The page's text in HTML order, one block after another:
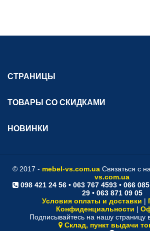
СТРАНИЦЫ
ТОВАРЫ СО СКИДКАМИ
НОВИНКИ
© 2017 - mebel-vs.com.ua Связаться с
vs.com.ua
098 421 24 56• 063 767 4593• 066
29• 063 871 09 05
Условия оплаты и доставки |
Конфиденциальности |
Подписывайтесь на нашу страницу
Склад, пункт выдачи